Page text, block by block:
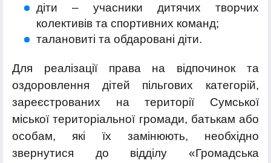
діти – учасники дитячих творчих
колективів та спортивних команд;
талановиті та обдаровані діти.
Для реалізації права на відпочинок та
оздоровлення дітей пільгових категорій,
зареєстрованих на території Сумської
міської територіальної громади, батькам або
особам, які їх замінюють, необхідно
звернутися до відділу «Громадська